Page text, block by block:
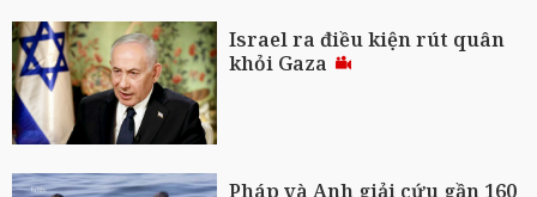
Israel ra điều kiện rút quân
khỏi Gaza
Pháp và Anh giải cứu gần 160